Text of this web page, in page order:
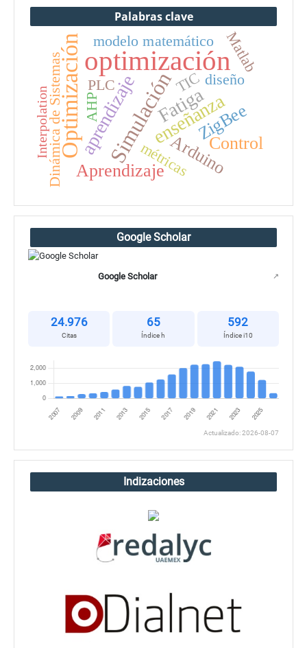
Palabras clave
optimización
Optimización SimulaciónFatiga
enseñanza
aprendizaje Arduino
ZigBee
Aprendizaje
Control
métricas
modelo matemático
TIC
PLC
Dinámica de Sistemas AHP
Matlab
diseño
Interpolation
Google Scholar
Google Scholar ↗
24.976
Citas
65
Índice h
592
Índice i10
Actualizado: 2026-08-07
Indizaciones